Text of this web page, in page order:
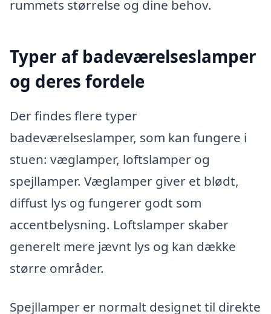
rummets størrelse og dine behov.
Typer af badeværelseslamper
og deres fordele
Der findes flere typer
badeværelseslamper, som kan fungere i
stuen: væglamper, loftslamper og
spejllamper. Væglamper giver et blødt,
diffust lys og fungerer godt som
accentbelysning. Loftslamper skaber
generelt mere jævnt lys og kan dække
større områder.
Spejllamper er normalt designet til direkte